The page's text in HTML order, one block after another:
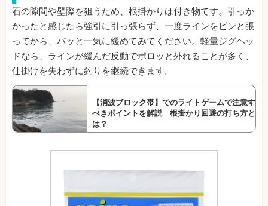
石の隙間や壁際を狙うため、根掛かりは付き物です。引っか
かったと感じたら強引に引っ張らず、一度ラインをピンと張
ってから、パッと一気に緩めてみてください。軽量ジグヘッ
ドなら、ラインが緩んだ反動でポロッと外れることが多く、
仕掛けを失わずに釣りを継続できます。
【消波ブロック帯】でのライトゲームで注意す
べきポイントを解説 根掛かり回避の打ち方と
は？